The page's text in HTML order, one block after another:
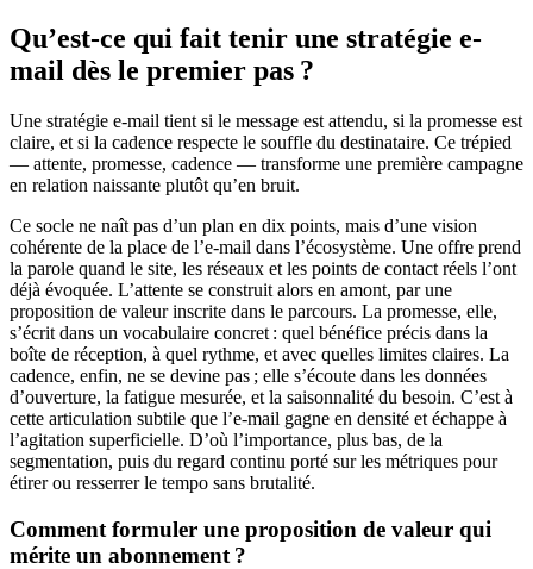
Qu’est-ce qui fait tenir une stratégie e-
mail dès le premier pas ?
Une stratégie e-mail tient si le message est attendu, si la promesse est
claire, et si la cadence respecte le souffle du destinataire. Ce trépied
— attente, promesse, cadence — transforme une première campagne
en relation naissante plutôt qu’en bruit.
Ce socle ne naît pas d’un plan en dix points, mais d’une vision
cohérente de la place de l’e-mail dans l’écosystème. Une offre prend
la parole quand le site, les réseaux et les points de contact réels l’ont
déjà évoquée. L’attente se construit alors en amont, par une
proposition de valeur inscrite dans le parcours. La promesse, elle,
s’écrit dans un vocabulaire concret : quel bénéfice précis dans la
boîte de réception, à quel rythme, et avec quelles limites claires. La
cadence, enfin, ne se devine pas ; elle s’écoute dans les données
d’ouverture, la fatigue mesurée, et la saisonnalité du besoin. C’est à
cette articulation subtile que l’e-mail gagne en densité et échappe à
l’agitation superficielle. D’où l’importance, plus bas, de la
segmentation, puis du regard continu porté sur les métriques pour
étirer ou resserrer le tempo sans brutalité.
Comment formuler une proposition de valeur qui
mérite un abonnement ?